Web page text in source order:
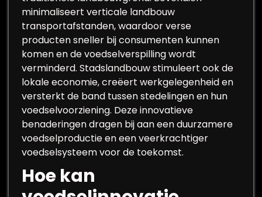
minimaliseert verticale landbouw
transportafstanden, waardoor verse
producten sneller bij consumenten kunnen
komen en de voedselverspilling wordt
verminderd. Stadslandbouw stimuleert ook de
lokale economie, creëert werkgelegenheid en
versterkt de band tussen stedelingen en hun
voedselvoorziening. Deze innovatieve
benaderingen dragen bij aan een duurzamere
voedselproductie en een veerkrachtiger
voedselsysteem voor de toekomst.
Hoe kan